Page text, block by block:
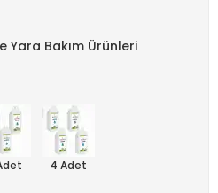
Yara Bakım Ürünleri
4 Adet